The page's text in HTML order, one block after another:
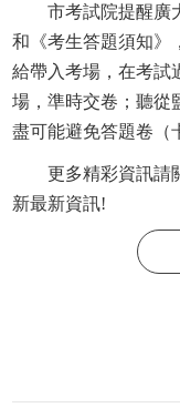
市考試院提醒廣
和《考生答題須知》
給帶入考場，在考試
場，準時交卷；聽從
盡可能避免答題卷（
更多精彩資訊請
新最新資訊!